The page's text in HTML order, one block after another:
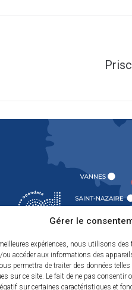
Gérer le
expériences, nous utilisons des
ou accéder aux informations des
permettra de traiter des données
sur ce site. Le fait de ne pas consentir
sur certaines caractéristiques et
par Utopia